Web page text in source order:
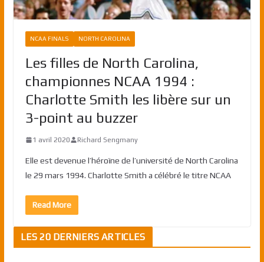
NCAA FINALS NORTH CAROLINA
Les filles de North Carolina,
championnes NCAA 1994 :
Charlotte Smith les libère sur un
3-point au buzzer
1 avril 2020 Richard Sengmany
Elle est devenue l’héroïne de l’université de North Carolina
le 29 mars 1994. Charlotte Smith a célébré le titre NCAA
Read More
LES 20 DERNIERS ARTICLES